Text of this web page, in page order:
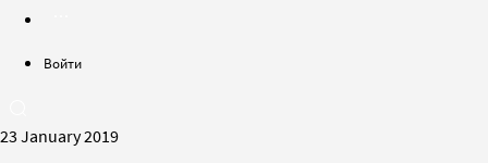
Войти
23 January 2019